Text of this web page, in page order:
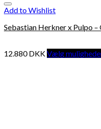
Add to Wishlist
Sebastian Herkner x Pulpo
12.880DKKVælg